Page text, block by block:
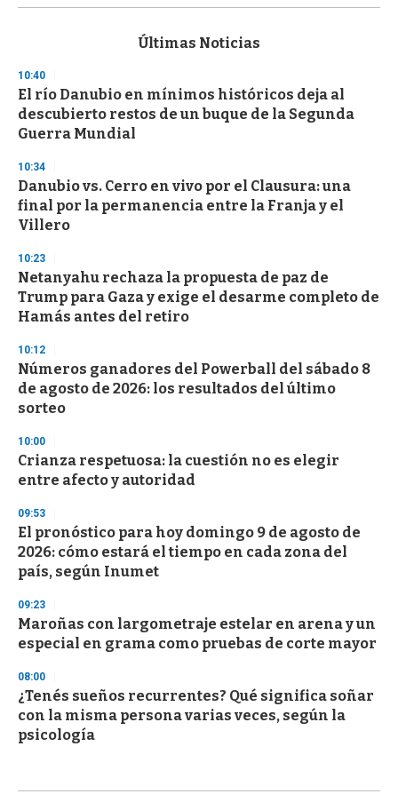
s
d
s
o
f
3
s
e
c
o
n
Últimas Noticias
10:40
El río Danubio en mínimos históricos deja al
descubierto restos de un buque de la Segunda
Guerra Mundial
10:34
Danubio vs. Cerro en vivo por el Clausura: una
final por la permanencia entre la Franja y el
Villero
10:23
Netanyahu rechaza la propuesta de paz de
Trump para Gaza y exige el desarme completo de
Hamás antes del retiro
10:12
Números ganadores del Powerball del sábado 8
de agosto de 2026: los resultados del último
sorteo
10:00
Crianza respetuosa: la cuestión no es elegir
entre afecto y autoridad
09:53
El pronóstico para hoy domingo 9 de agosto de
2026: cómo estará el tiempo en cada zona del
país, según Inumet
09:23
Maroñas con largometraje estelar en arena y un
especial en grama como pruebas de corte mayor
08:00
¿Tenés sueños recurrentes? Qué significa soñar
con la misma persona varias veces, según la
psicología